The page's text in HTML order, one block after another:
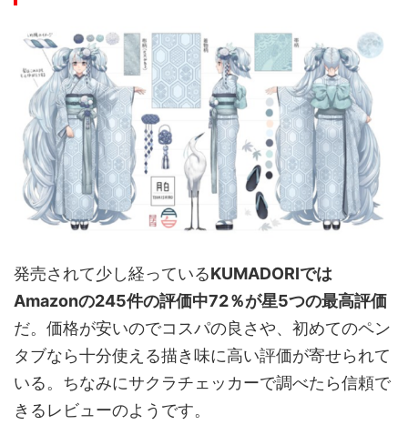
発売されて少し経っているKUMADORIでは
Amazonの245件の評価中72％が星5つの最高評価
だ。価格が安いのでコスパの良さや、初めてのペン
タブなら十分使える描き味に高い評価が寄せられて
いる。ちなみにサクラチェッカーで調べたら信頼で
きるレビューのようです。